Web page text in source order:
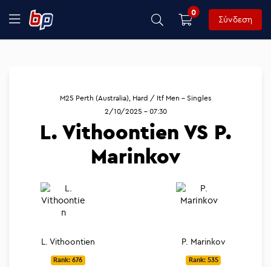
0
Σύνδεση
L. Vithoontien
Rank: 676
M25 Perth (Australia), Hard / Itf Men - Singles
2/10/2025 - 07:30
L. Vithoontien VS P.
Marinkov
P. Marinkov
Rank: 535